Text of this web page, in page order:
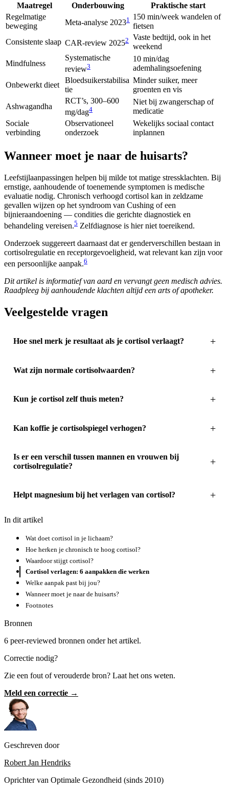
Maatregel Onderbouwing
Praktische start
Regelmatige
beweging
Meta-analyse 20231
150 min/week wandelen of
fietsen
Consistente slaap CAR-review 20252 Vaste bedtijd, ook in het
weekend
Mindfulness
Systematische
review3
10 min/dag
ademhalingsoefening
Onbewerkt dieet
Bloedsuikerstabilisa
tie
Minder suiker, meer
groenten en vis
Ashwagandha
RCT’s, 300–600
mg/dag4
Niet bij zwangerschap of
medicatie
Sociale
verbinding
Observationeel
onderzoek
Wekelijks sociaal contact
inplannen
Wanneer moet je naar de huisarts?
Leefstijlaanpassingen helpen bij milde tot matige stressklachten. Bij
ernstige, aanhoudende of toenemende symptomen is medische
evaluatie nodig. Chronisch verhoogd cortisol kan in zeldzame
gevallen wijzen op het syndroom van Cushing of een
bijnieraandoening — condities die gerichte diagnostiek en
behandeling vereisen.5 Zelfdiagnose is hier niet toereikend.
Onderzoek suggereert daarnaast dat er genderverschillen bestaan in
cortisolregulatie en receptorgevoeligheid, wat relevant kan zijn voor
een persoonlijke aanpak.6
Dit artikel is informatief van aard en vervangt geen medisch advies.
Raadpleeg bij aanhoudende klachten altijd een arts of apotheker.
Veelgestelde vragen
Hoe snel merk je resultaat als je cortisol verlaagt?
Wat zijn normale cortisolwaarden?
Kun je cortisol zelf thuis meten?
Kan koffie je cortisolspiegel verhogen?
Is er een verschil tussen mannen en vrouwen bij
cortisolregulatie?
Helpt magnesium bij het verlagen van cortisol?
In dit artikel
Wat doet cortisol in je lichaam?
Hoe herken je chronisch te hoog cortisol?
Waardoor stijgt cortisol?
Cortisol verlagen: 6 aanpakken die werken
Welke aanpak past bij jou?
Wanneer moet je naar de huisarts?
Footnotes
Bronnen
6 peer-reviewed bronnen onder het artikel.
Correctie nodig?
Zie een fout of verouderde bron? Laat het ons weten.
Meld een correctie →
Geschreven door
Robert Jan Hendriks
Oprichter van Optimale Gezondheid (sinds 2010)